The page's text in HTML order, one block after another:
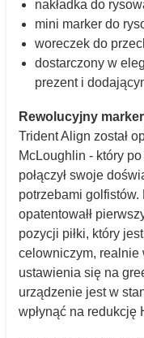
nakładka do
mini marker do
woreczek do
dostarczony w
prezent i
Rewolucyjny
Trident Align został
McLoughlin - który
połączył swoje
potrzebami golfistów.
opatentowałł
pozycji piłki, który
celowniczym, realnie
ustawienia się na
urządzenie jest w
wpłynąć na redukcję